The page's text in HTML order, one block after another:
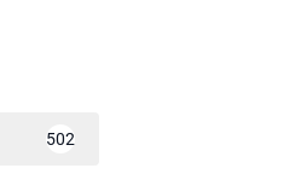
502